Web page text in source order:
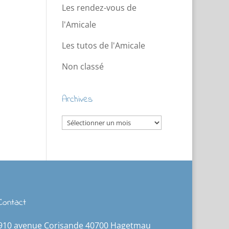
Les rendez-vous de
l'Amicale
Les tutos de l'Amicale
Non classé
Archives
Archives
avenue Corisande 40700 Hagetmau